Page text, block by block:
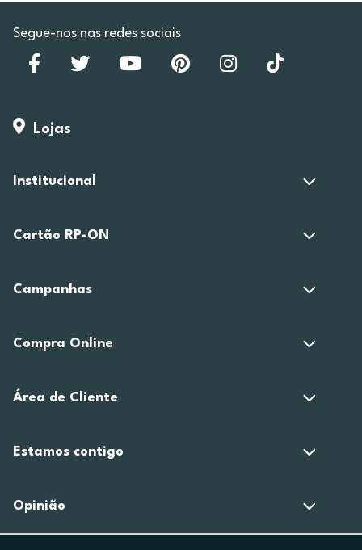
Segue-nos nas redes sociais
Lojas
Institucional
Cartão RP-ON
Campanhas
Compra Online
Área de Cliente
Estamos contigo
Opinião